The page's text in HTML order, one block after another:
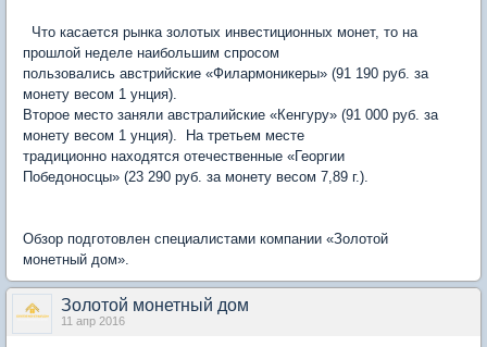
Что касается рынка золотых инвестиционных монет, то на
прошлой неделе наибольшим спросом
пользовались австрийские «Филармоникеры» (91 190 руб. за
монету весом 1 унция).
Второе место заняли австралийские «Кенгуру» (91 000 руб. за
монету весом 1 унция). На третьем месте
традиционно находятся отечественные «Георгии
Победоносцы» (23 290 руб. за монету весом 7,89 г.).
Обзор подготовлен специалистами компании «Золотой
монетный дом».
Золотой монетный дом
11 апр 2016